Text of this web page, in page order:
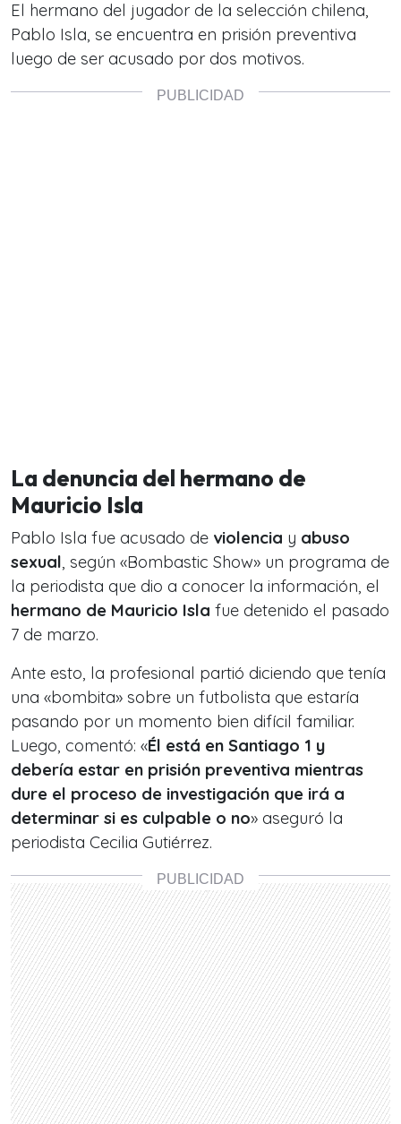
El hermano del jugador de la selección chilena,
Pablo Isla, se encuentra en prisión preventiva
luego de ser acusado por dos motivos.
La denuncia del hermano de
Mauricio Isla
Pablo Isla fue acusado de violencia y abuso
sexual, según «Bombastic Show» un programa de
la periodista que dio a conocer la información, el
hermano de Mauricio Isla fue detenido el pasado
7 de marzo.
Ante esto, la profesional partió diciendo que tenía
una «bombita» sobre un futbolista que estaría
pasando por un momento bien difícil familiar.
Luego, comentó: «Él está en Santiago 1 y
debería estar en prisión preventiva mientras
dure el proceso de investigación que irá a
determinar si es culpable o no» aseguró la
periodista Cecilia Gutiérrez.